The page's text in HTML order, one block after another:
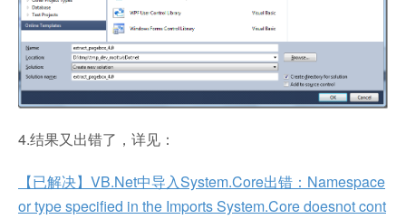
4.结果又出错了，详见：
【已解决】VB.Net中导入System.Core出错：Namespace
or type specified in the Imports System.Core doesnot cont